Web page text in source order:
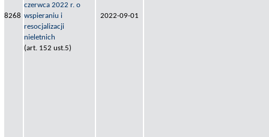
8268
czerwca 2022 r. o
wspieraniu i
resocjalizacji
nieletnich
(art. 152 ust.5)
2022-09-01